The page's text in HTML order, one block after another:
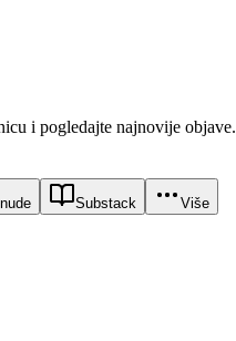
i pogledajte najnovije objave.
Substack Više